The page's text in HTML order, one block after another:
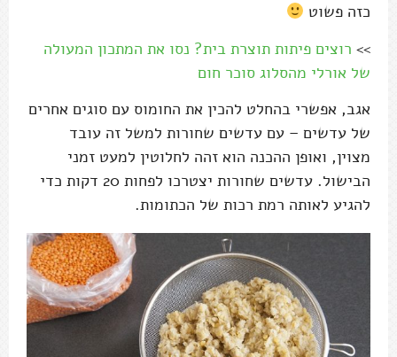
כזה פשוט
>> רוצים פיתות תוצרת בית? נסו את המתכון המעולה
של אורלי מהסלוג סוכר חום
אגב, אפשרי בהחלט להכין את החומוס עם סוגים אחרים
של עדשים – עם עדשים שחורות למשל זה עובד
מצוין, ואופן ההכנה הוא זהה לחלוטין למעט זמני
הבישול. עדשים שחורות יצטרכו לפחות 20 דקות כדי
להגיע לאותה רמת רכות של הכתומות.